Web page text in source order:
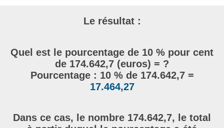
Le résultat :
Quel est le pourcentage de 10 % pour cent
de 174.642,7 (euros) = ?
Pourcentage : 10 % de 174.642,7 =
17.464,27
Dans ce cas, le nombre 174.642,7, le total